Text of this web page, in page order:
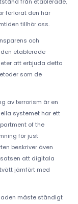
från etablerade,
förlorat den här
tillhör oss.
och
etablerade
att erbjuda detta
som de
av terrorism är en
systemet har ett
of the
för just
beskriver även
att digitala
jämfört med
måste ständigt